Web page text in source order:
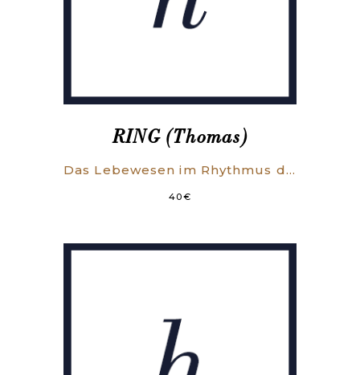
RING (Thomas)
Das Lebewesen im Rhythmus des Weltraums.
40€